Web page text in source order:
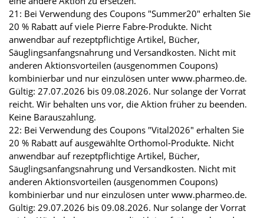
21: Bei Verwendung des Coupons "Summer20" erhalten Sie
20 % Rabatt auf viele Pierre Fabre-Produkte. Nicht
anwendbar auf rezeptpflichtige Artikel, Bücher,
Säuglingsanfangsnahrung und Versandkosten. Nicht mit
anderen Aktionsvorteilen (ausgenommen Coupons)
kombinierbar und nur einzulösen unter www.pharmeo.de.
Gültig: 27.07.2026 bis 09.08.2026. Nur solange der Vorrat
reicht. Wir behalten uns vor, die Aktion früher zu beenden.
Keine Barauszahlung.
22: Bei Verwendung des Coupons "Vital2026" erhalten Sie
20 % Rabatt auf ausgewählte Orthomol-Produkte. Nicht
anwendbar auf rezeptpflichtige Artikel, Bücher,
Säuglingsanfangsnahrung und Versandkosten. Nicht mit
anderen Aktionsvorteilen (ausgenommen Coupons)
kombinierbar und nur einzulösen unter www.pharmeo.de.
Gültig: 29.07.2026 bis 09.08.2026. Nur solange der Vorrat